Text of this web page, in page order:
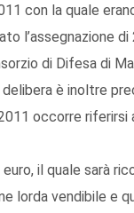
con la quale
l’assegnazione di
di Difesa di
è inoltre
occorre
il quale sarà
lorda vendibile e